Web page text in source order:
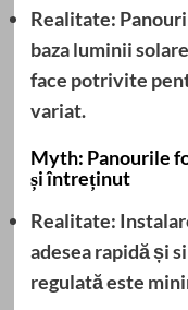
Realitate:
baza luminii
face potrivite
variat.
Myth: Panourile
și întreținut
Realitate:
adesea rapidă și
regulată este